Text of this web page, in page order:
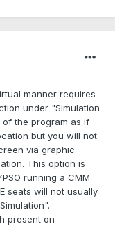
manner requires
under "Simulation
the program as if
but you will not
via graphic
This option is
running a CMM
seats will not usually
present on